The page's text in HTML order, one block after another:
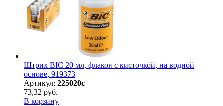
Штрих BIC 20 мл, флакон с кисточкой, на водной
основе, 919373
Артикул: 225020с
73,32 руб.
В корзину